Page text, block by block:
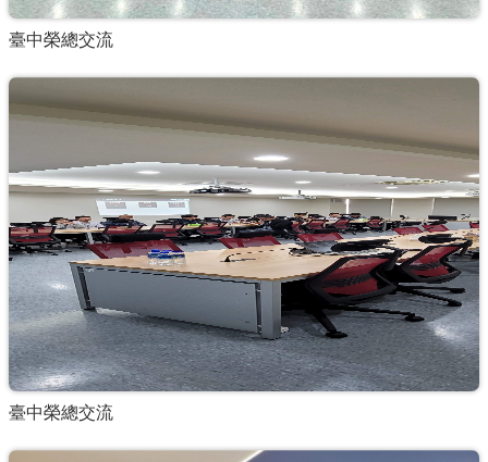
臺中榮總交流
臺中榮總交流